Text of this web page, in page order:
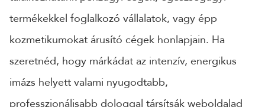
termékekkel foglalkozó vállalatok, vagy épp
kozmetikumokat árusító cégek honlapjain. Ha
szeretnéd, hogy márkádat az intenzív, energikus
imázs helyett valami nyugodtabb,
professzionálisabb dologgal társítsák weboldalad